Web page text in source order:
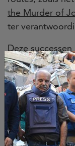
the Murder of
ter
Deze
onderzoek écht
de misdaad.
waardevol
internationaal
moorden
samenwerking